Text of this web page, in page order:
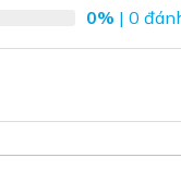
được
trang
0% | 0